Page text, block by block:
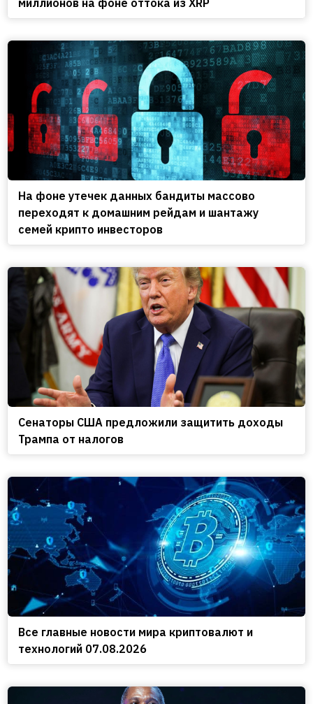
На фоне утечек данных бандиты массово
переходят к домашним рейдам и шантажу
семей крипто инвесторов
Сенаторы США предложили защитить доходы
Трампа от налогов
Все главные новости мира криптовалют и
технологий 07.08.2026